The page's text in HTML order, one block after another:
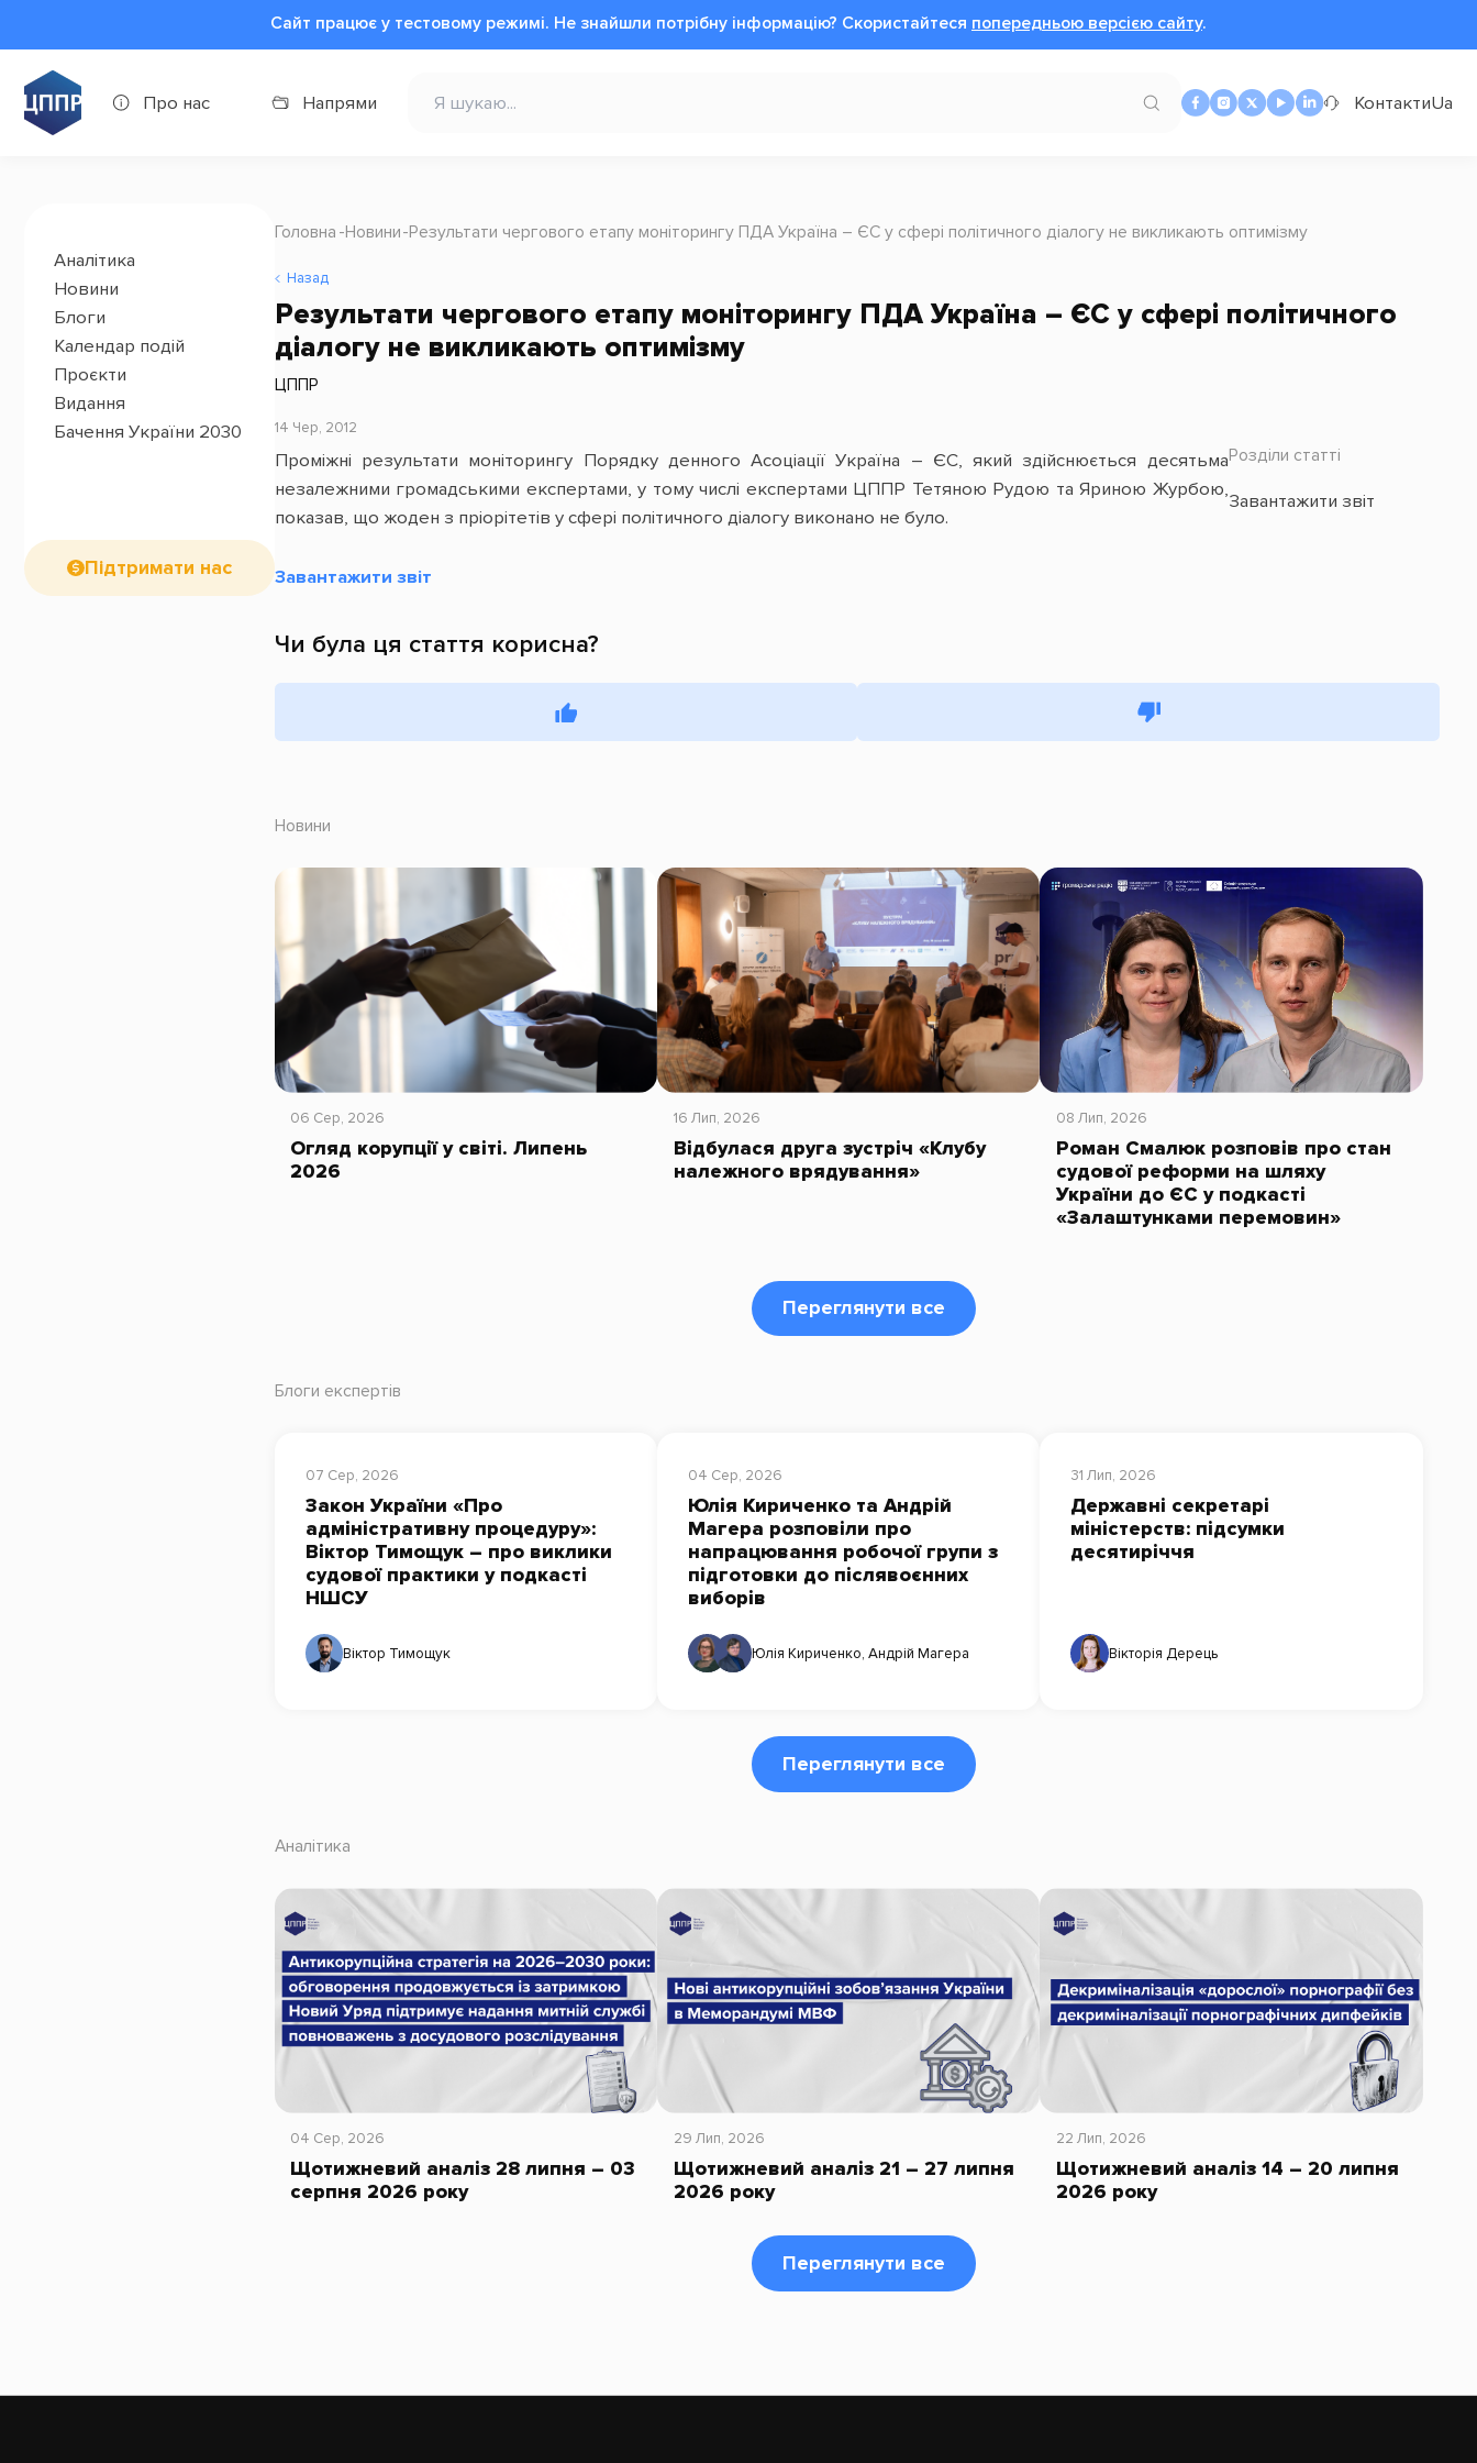
Сайт працює у тестовому режимі. Не знайшли потрібну інформацію? Cкористайтеся попередньою версією сайту.
Про нас Напрями КонтактиUa
Аналітика
Новини
Блоги
Календар подій
Проєкти
Видання
Бачення України 2030
Підтримати нас
Головна Новини Результати чергового етапу моніторингу ПДА Україна – ЄС у сфері політичного діалогу не викликають оптимізму
Назад
Результати чергового етапу моніторингу ПДА Україна – ЄС у сфері політичного
діалогу не викликають оптимізму
ЦППР
14 Чер, 2012
Розділи статті
Завантажити звіт
Проміжні результати моніторингу Порядку денного Асоціації Україна – ЄС, який здійснюється десятьма
незалежними громадськими експертами, у тому числі експертами ЦППР Тетяною Рудою та Яриною Журбою,
показав, що жоден з пріорітетів у сфері політичного діалогу виконано не було.
Завантажити звіт
Чи була ця стаття корисна?
Новини
06 Сер, 2026
Огляд корупції у світі. Липень
2026
16 Лип, 2026
Відбулася друга зустріч «Клубу
належного врядування»
08 Лип, 2026
Роман Смалюк розповів про стан
судової реформи на шляху
України до ЄС у подкасті
«Залаштунками перемовин»
Переглянути все
Блоги експертів
07 Сер, 2026
Закон України «Про
адміністративну процедуру»:
Віктор Тимощук – про виклики
судової практики у подкасті
НШСУ
Віктор Тимощук
04 Сер, 2026
Юлія Кириченко та Андрій
Магера розповіли про
напрацювання робочої групи з
підготовки до післявоєнних
виборів
Юлія Кириченко,Андрій Магера
31 Лип, 2026
Державні секретарі
міністерств: підсумки
десятиріччя
Вікторія Дерець
Переглянути все
Аналітика
04 Сер, 2026
Щотижневий аналіз 28 липня – 03
серпня 2026 року
29 Лип, 2026
Щотижневий аналіз 21 – 27 липня
2026 року
22 Лип, 2026
Щотижневий аналіз 14 – 20 липня
2026 року
Переглянути все